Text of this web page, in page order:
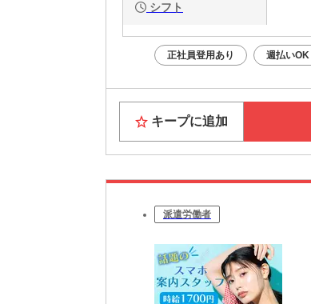
シフト
正社員登用あり 週払いOK
キープに追加
派遣労働者